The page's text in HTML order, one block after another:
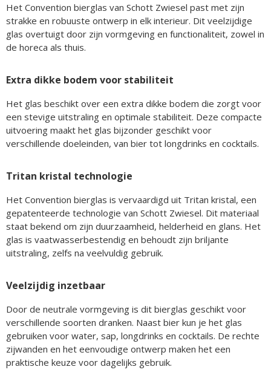
Het Convention bierglas van Schott Zwiesel past met zijn
strakke en robuuste ontwerp in elk interieur. Dit veelzijdige
glas overtuigt door zijn vormgeving en functionaliteit, zowel in
de horeca als thuis.
Extra dikke bodem voor stabiliteit
Het glas beschikt over een extra dikke bodem die zorgt voor
een stevige uitstraling en optimale stabiliteit. Deze compacte
uitvoering maakt het glas bijzonder geschikt voor
verschillende doeleinden, van bier tot longdrinks en cocktails.
Tritan kristal technologie
Het Convention bierglas is vervaardigd uit Tritan kristal, een
gepatenteerde technologie van Schott Zwiesel. Dit materiaal
staat bekend om zijn duurzaamheid, helderheid en glans. Het
glas is vaatwasserbestendig en behoudt zijn briljante
uitstraling, zelfs na veelvuldig gebruik.
Veelzijdig inzetbaar
Door de neutrale vormgeving is dit bierglas geschikt voor
verschillende soorten dranken. Naast bier kun je het glas
gebruiken voor water, sap, longdrinks en cocktails. De rechte
zijwanden en het eenvoudige ontwerp maken het een
praktische keuze voor dagelijks gebruik.